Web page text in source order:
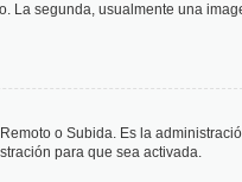
La segunda, usualmente una
o Subida. Es la
para que sea activada.